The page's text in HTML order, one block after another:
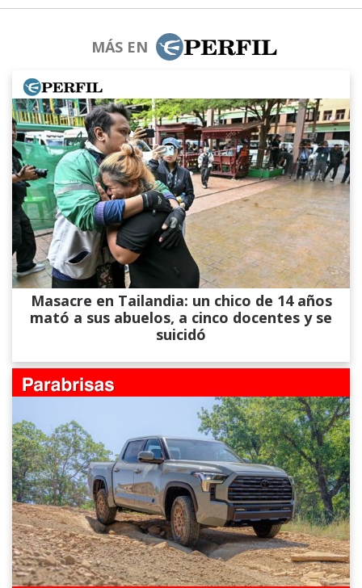
MÁS EN
Masacre en Tailandia: un chico de 14 años
mató a sus abuelos, a cinco docentes y se
suicidó